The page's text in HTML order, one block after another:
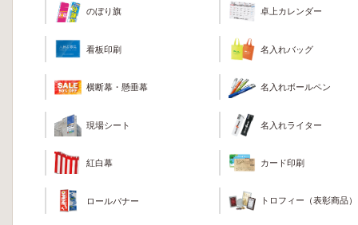
のぼり旗
看板印刷
横断幕・懸垂幕
現場シート
紅白幕
ロールバナー
卓上カレンダー
名入れバッグ
名入れボールペン
名入れライター
カード印刷
トロフィー（表彰商品）